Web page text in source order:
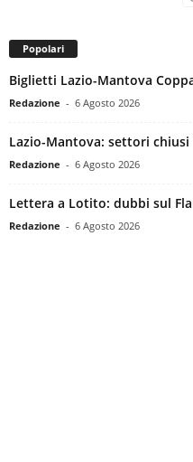
Popolari
Biglietti Lazio-Mantova
Redazione - 6 Agosto 2026
Lazio-Mantova: settori
Redazione - 6 Agosto 2026
Lettera a Lotito: dubbi sul
Redazione - 6 Agosto 2026